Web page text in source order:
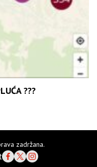
???
zadržana.